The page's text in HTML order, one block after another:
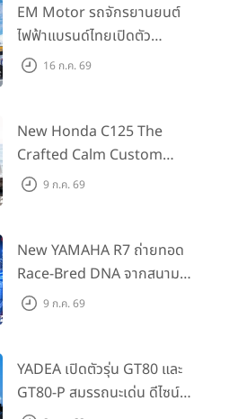
EM Motor รถจักรยานยนต์
ไฟฟ้าแบรนด์ไทยเปิดตัว
ARENA ที่มาในราคาพิเศษ
555 คันแรกรับฟรี Adapter
Type2 ฟรี
16 ก.ค. 69
New Honda C125 The
Crafted Calm Custom
Edition ถ่ายทอดความคลาสสิ
House Flagship Store ทั่ว
ประเทศ
9 ก.ค. 69
New YAMAHA R7 ถ่ายทอด
Race-Bred DNA จากสนาม
แข่งสู่ซูเปอร์สปอร์ตคลาสกลาง
9 ก.ค. 69
YADEA เปิดตัวรุ่น GT80 และ
GT80-P สมรรถนะเด่น ดีไซน์หรู